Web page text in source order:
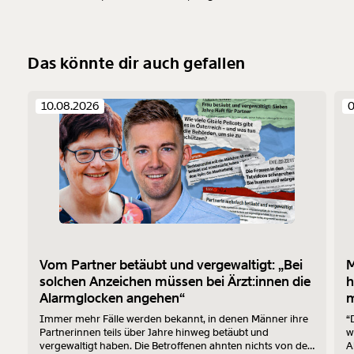
Das könnte dir auch gefallen
10.08.2026
Vom Partner betäubt und vergewaltigt: „Bei
solchen Anzeichen müssen bei Ärzt:innen die
Alarmglocken angehen“
Immer mehr Fälle werden bekannt, in denen Männer ihre
Partnerinnen teils über Jahre hinweg betäubt und
vergewaltigt haben. Die Betroffenen ahnten nichts von den